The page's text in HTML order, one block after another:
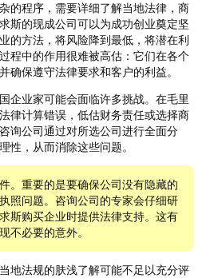
的程序，需要详细了解当地法律，商
斯的现成公司可以为成功创业奠定坚
的方法，将风险降到最低，将潜在利
程中的作用很难被高估：它们在各个
确保遵守法律要求和客户的利益。
企业家可能会面临许多挑战。在毛里
律计算错误，低估财务责任或选择商
询公司通过对所选公司进行全面分
性，从而消除这些问题。
。重要的是要确保公司没有隐藏的
照问题。咨询公司的专家会仔细研
斯购买企业时提供法律支持。这有
不必要的意外。
地法规的肤浅了解可能不足以充分评